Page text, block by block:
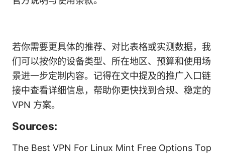
若你需要更具体的推荐、对比表格或实测数据，我
们可以按你的设备类型、所在地区、预算和使用场
景进一步定制内容。记得在文中提及的推广入口链
接中查看详细信息，帮助你更快找到合规、稳定的
VPN 方案。
Sources:
The Best VPN For Linux Mint Free Options Top